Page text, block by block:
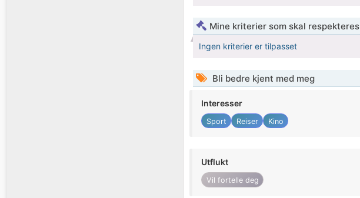
Mine kriterier som skal respekteres
Ingen kriterier er tilpasset
Bli bedre kjent med meg
Interesser
Sport Reiser Kino
Utflukt
Vil fortelle deg